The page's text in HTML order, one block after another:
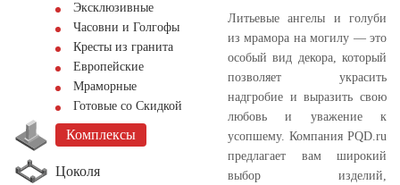
Эксклюзивные
Часовни и Голгофы
Кресты из гранита
Европейские
Мраморные
Готовые со Скидкой
Комплексы
Цоколя
Литьевые ангелы и голуби
из мрамора на могилу — это
особый вид декора, который
позволяет украсить
надгробие и выразить свою
любовь и уважение к
усопшему. Компания PQD.ru
предлагает вам широкий
выбор изделий,